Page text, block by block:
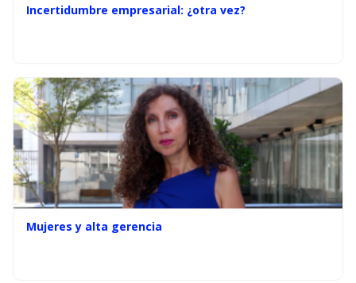
Incertidumbre empresarial: ¿otra vez?
Mujeres y alta gerencia